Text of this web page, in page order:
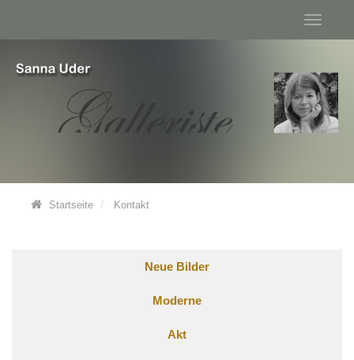
Startseite Kontakt
Neue Bilder
Moderne
Akt